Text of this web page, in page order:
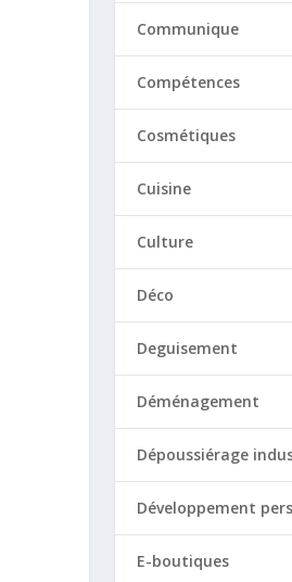
Communique
Compétences
Cosmétiques
Cuisine
Culture
Déco
Deguisement
Déménagement
Dépoussiérage
Développement
E-boutiques